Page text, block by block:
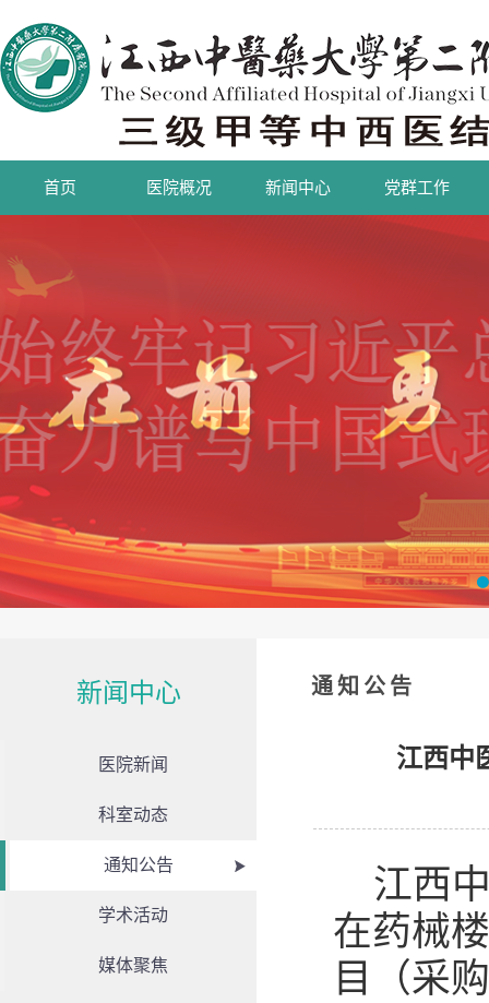
首页 医院概况 新闻中心 党群工作
新闻中心
医院新闻
科室动态
通知公告
学术活动
媒体聚焦
通知公告
江西中
江西
在药械
目（采